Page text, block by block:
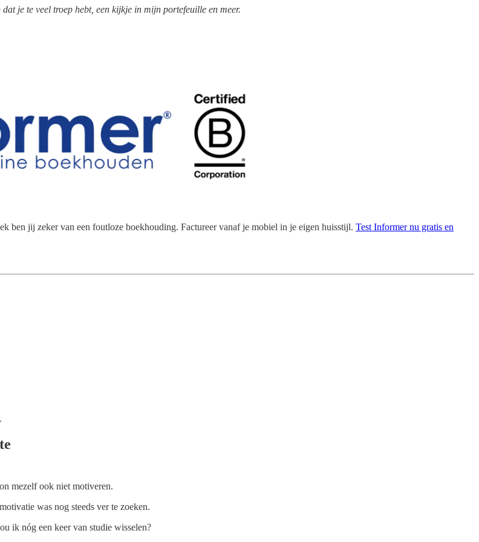
je te veel troep hebt, een kijkje in mijn portefeuille en meer.
ben jij zeker van een foutloze boekhouding. Factureer vanaf je mobiel in je eigen huisstijl. Test Informer nu gratis en
mezelf ook niet motiveren.
was nog steeds ver te zoeken.
ik nóg een keer van studie wisselen?